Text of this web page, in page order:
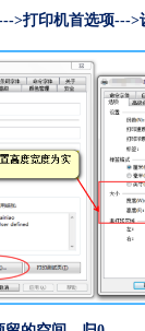
>打印机首选项---